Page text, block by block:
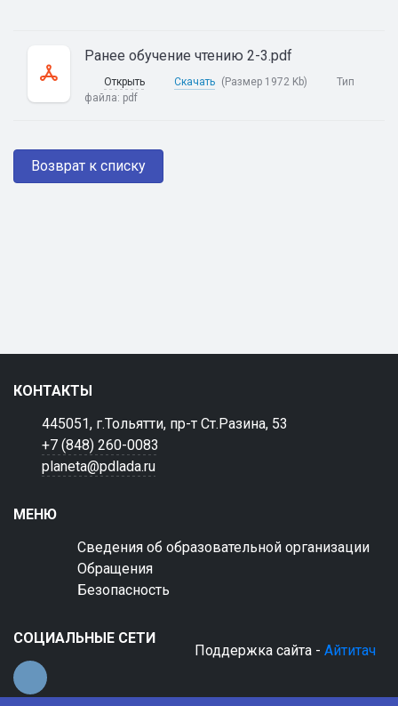
Ранее обучение чтению 2-3.pdf
Открыть Скачать (Размер 1972 Kb)
Тип
файла: pdf
Возврат к списку
КОНТАКТЫ
445051, г.Тольятти, пр-т Ст.Разина, 53
+7 (848) 260-0083
planeta@pdlada.ru
МЕНЮ
Сведения об образовательной организации
Обращения
Безопасность
СОЦИАЛЬНЫЕ СЕТИ
Поддержка сайта - Айтитач